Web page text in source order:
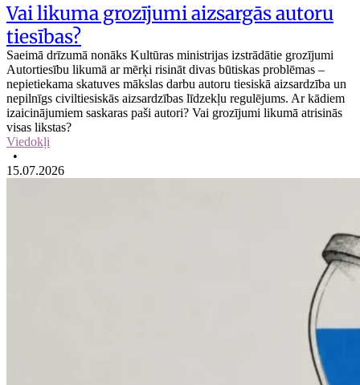
Vai likuma grozījumi aizsargās autoru
tiesības?
Saeimā drīzumā nonāks Kultūras ministrijas izstrādātie grozījumi
Autortiesību likumā ar mērķi risināt divas būtiskas problēmas –
nepietiekama skatuves mākslas darbu autoru tiesiskā aizsardzība un
nepilnīgs civiltiesiskās aizsardzības līdzekļu regulējums. Ar kādiem
izaicinājumiem saskaras paši autori? Vai grozījumi likumā atrisinās
visas likstas?
Viedokļi
•
15.07.2026